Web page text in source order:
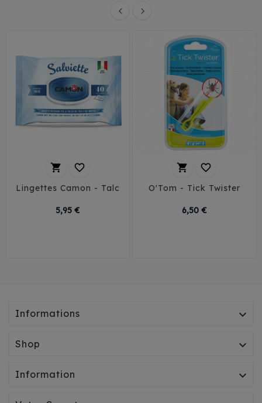
 
 
Lingettes Camon - Talc
5,95 €Prix
 
O'Tom - Tick Twister
6,50 €Prix
Informations 
Shop 
Information 